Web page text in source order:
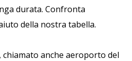
durata. Confronta
della nostra tabella.
anche aeroporto del